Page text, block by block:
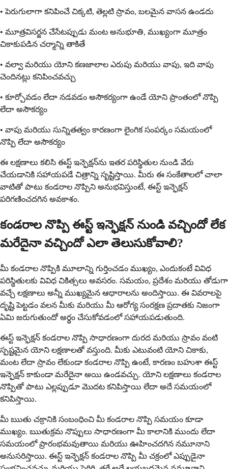
• పెరుగులాగా కనిపించే చిక్కటి, తెల్లటి స్రావం, బలమైన వాసన ఉండదు
• మూత్రవిసర్జన చేసేటప్పుడు మంట అనుభూతి, ముఖ్యంగా మూత్రం
చికాకుపడిన చర్మాన్ని తాకితే
• వల్వా మరియు యోని కణజాలాల ఎరుపు మరియు వాపు, ఇది వాపు
చెందినట్లు కనిపించవచ్చు
• కూర్చోవడం లేదా నడవడం అసౌకర్యంగా ఉండే యోని ప్రాంతంలో నొప్పి
లేదా అసౌకర్యం
• వాపు మరియు సున్నితత్వం కారణంగా లైంగిక సంపర్కం సమయంలో
నొప్పి లేదా అసౌకర్యం
ఈ లక్షణాలు కలిసి ఈస్ట్ ఇన్ఫెక్షన్‌ను ఇతర పరిస్థితుల నుండి వేరు
చేయడానికి సహాయపడే చిత్రాన్ని సృష్టిస్తాయి. మీరు ఈ సంకేతాలలో చాలా
వాటితో పాటు కండరాల నొప్పిని అనుభవిస్తుంటే, ఈస్ట్ ఇన్ఫెక్షన్
పరిగణించదగిన అవకాశం.
కండరాల నొప్పి ఈస్ట్ ఇన్ఫెక్షన్ నుండి వచ్చిందో లేక
మరేదైనా వచ్చిందో ఎలా తెలుసుకోవాలి?
మీ కండరాల నొప్పికి మూలాన్ని గుర్తించడం ముఖ్యం, ఎందుకంటే వివిధ
పరిస్థితులకు వివిధ చికిత్సలు అవసరం. సమయం, ప్రదేశం మరియు తోడుగా
వచ్చే లక్షణాలు అన్నీ ముఖ్యమైన ఆధారాలను అందిస్తాయి. ఈ వివరాలపై
దృష్టి పెట్టడం వలన మీకు మరియు మీ ఆరోగ్య సంరక్షణ ప్రదాతకు నిజంగా
ఏమి జరుగుతుందో అర్థం చేసుకోవడంలో సహాయపడుతుంది.
ఈస్ట్ ఇన్ఫెక్షన్ కండరాల నొప్పి సాధారణంగా దురద మరియు స్రావం వంటి
స్పష్టమైన యోని లక్షణాలతో వస్తుంది. మీకు ఎటువంటి యోని చికాకు,
మంట లేదా స్రావం లేకుండా కండరాల నొప్పి ఉంటే, కారణం బహుశా ఈస్ట్
ఇన్ఫెక్షన్ కాకుండా మరేదైనా అయి ఉండవచ్చు. యోని లక్షణాలు కండరాల
నొప్పితో పాటు ఎల్లప్పుడూ మొదట కనిపిస్తాయి లేదా అదే సమయంలో
కనిపిస్తాయి.
మీ ఋతు చక్రానికి సంబంధించి మీ కండరాల నొప్పి సమయం కూడా
ముఖ్యం. ఋతుక్రమ నొప్పులు సాధారణంగా మీ కాలానికి ముందు లేదా
సమయంలో ప్రారంభమవుతాయి మరియు ఊహించదగిన నమూనాని
అనుసరిస్తాయి. ఈస్ట్ ఇన్ఫెక్షన్ కండరాల నొప్పి మీ చక్రంలో ఎప్పుడైనా